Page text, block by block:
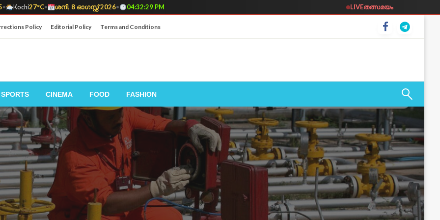
• Kochi27°C• ശനി, 8 ഓഗസ്റ്റ് 2026• 04:32:30 PM LIVEതത്സമയം
Policy Editorial Policy Terms and Conditions
SPORTS CINEMA FOOD FASHION